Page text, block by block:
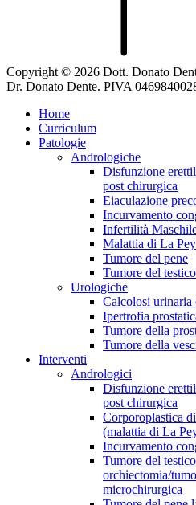
Copyright © 2026 Dott. Donato
Dr. Donato Dente. PIVA
Home
Curriculum
Patologie
Andrologiche
Disfunzione
post chirurgica
Eiaculazione
Incurvamento
Infertilità
Malattia di La
Tumore del pene
Tumore del
Urologiche
Calcolosi urinaria
Ipertrofia
Tumore della
Tumore della
Interventi
Andrologici
Disfunzione
post chirurgica
Corporoplastica
(malattia di La
Incurvamento
Tumore del
orchiectomia/
microchirurgica